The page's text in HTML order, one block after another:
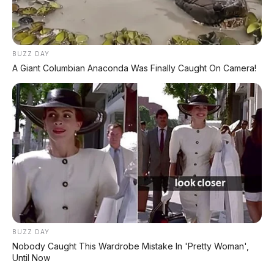
Turing & Range 1.585 Km
BYD Leopard 8: SUV Off-Road PHEV 748 HP
Siap Tantang Land Cruiser!
Semi-Solid-State & Range 610 Km
Maextro V800: MPV Ultra-Mewah EREV 531 HP
Penantang Toyota Alphard
BUZZ DAY
A Giant Columbian Anaconda Was Finally Caught On Camera!
BUZZ DAY
Nobody Caught This Wardrobe Mistake In 'Pretty Woman',
Until Now